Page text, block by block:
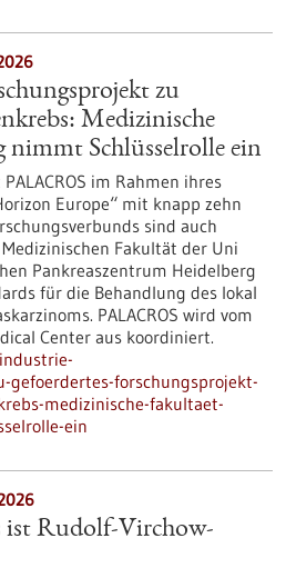
zu
Medizinische
nimmt Schlüsselrolle ein
im Rahmen ihres
Europe“ mit knapp zehn
sind auch
Fakultät der Uni
Pankreaszentrum Heidelberg
für die Behandlung des lokal
PALACROS wird vom
Center aus koordiniert.
forschungsprojekt-
medizinische-fakultaet-
ein
ist Rudolf-Virchow-